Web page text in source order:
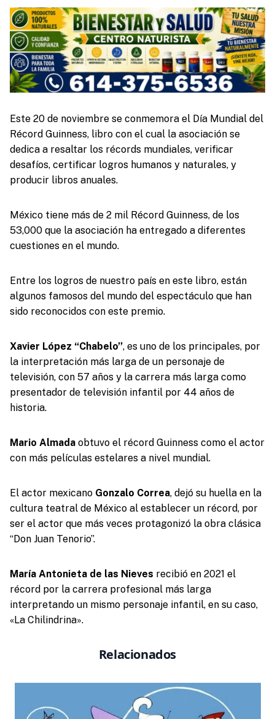
Este 20 de noviembre se conmemora el Día Mundial del
Récord Guinness, libro con el cual la asociación se
dedica a resaltar los récords mundiales, verificar
desafíos, certificar logros humanos y naturales, y
producir libros anuales.
México tiene más de 2 mil Récord Guinness, de los
53,000 que la asociación ha entregado a diferentes
cuestiones en el mundo.
Entre los logros de nuestro país en este libro, están
algunos famosos del mundo del espectáculo que han
sido reconocidos con este premio.
Xavier López “Chabelo’’, es uno de los principales, por
la interpretación más larga de un personaje de
televisión, con 57 años y la carrera más larga como
presentador de televisión infantil por 44 años de
historia.
Mario Almadaobtuvo el récord Guinness como el actor
con más películas estelares a nivel mundial.
El actor mexicanoGonzalo Correa, dejó su huella en la
cultura teatral de México al establecer un récord, por
ser el actor que más veces protagonizó la obra clásica
“Don Juan Tenorio’’.
María Antonieta de las Nieves recibió en 2021 el
récord por la carrera profesional más larga
interpretando un mismo personaje infantil, en su caso,
«La Chilindrina».
Relacionados